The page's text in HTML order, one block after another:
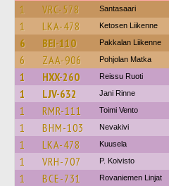
1 VRC-578 Santasaari
1 LKA-478 Ketosen Liikenne
6 BEI-110 Pakkalan Liikenne
6 ZAA-906 Pohjolan Matka
1 HXX-260 Reissu Ruoti
1 LJV-632 Jani Rinne
1 RMR-111 Toimi Vento
1 BHM-103 Nevakivi
1 LKA-478 Kuusela
1 VRH-707 P. Koivisto
1 BCE-731 Rovaniemen Linjat